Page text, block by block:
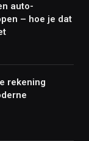
auto-
– hoe je dat
rekening